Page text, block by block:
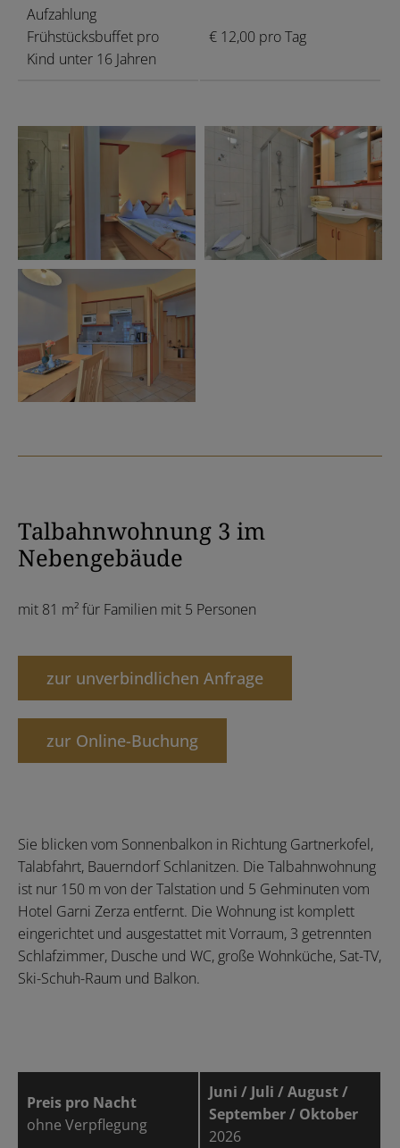
Aufzahlung
Frühstücksbuffet pro
Kind unter 16 Jahren
€ 12,00 pro Tag
Talbahnwohnung 3 im
Nebengebäude
mit 81 m² für Familien mit 5 Personen
zur unverbindlichen Anfrage
zur Online-Buchung
Sie blicken vom Sonnenbalkon in Richtung Gartnerkofel,
Talabfahrt, Bauerndorf Schlanitzen. Die Talbahnwohnung
ist nur 150 m von der Talstation und 5 Gehminuten vom
Hotel Garni Zerza entfernt. Die Wohnung ist komplett
eingerichtet und ausgestattet mit Vorraum, 3 getrennten
Schlafzimmer, Dusche und WC, große Wohnküche, Sat-TV,
Ski-Schuh-Raum und Balkon.
Preis pro Nacht
ohne Verpflegung
Juni / Juli / August /
September / Oktober
2026